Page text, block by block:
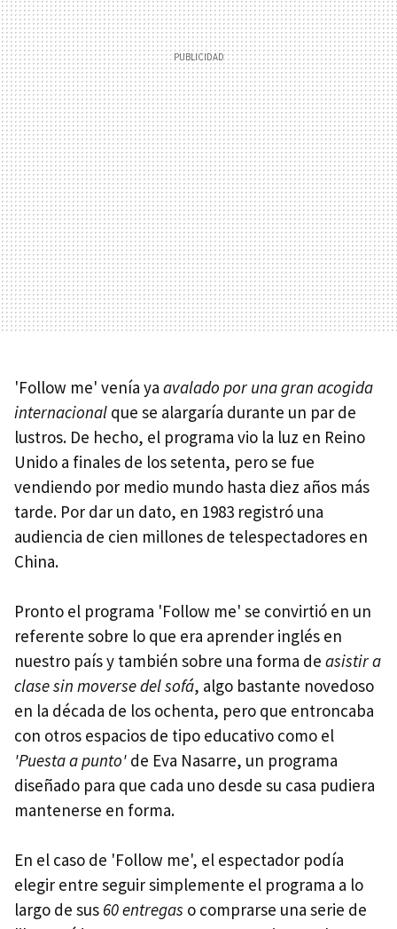
'Follow me' venía ya avalado por una gran acogida
internacional que se alargaría durante un par de
lustros. De hecho, el programa vio la luz en Reino
Unido a finales de los setenta, pero se fue
vendiendo por medio mundo hasta diez años más
tarde. Por dar un dato, en 1983 registró una
audiencia de cien millones de telespectadores en
China.
Pronto el programa 'Follow me' se convirtió en un
referente sobre lo que era aprender inglés en
nuestro país y también sobre una forma de asistir a
clase sin moverse del sofá, algo bastante novedoso
en la década de los ochenta, pero que entroncaba
con otros espacios de tipo educativo como el
'Puesta a punto' de Eva Nasarre, un programa
diseñado para que cada uno desde su casa pudiera
mantenerse en forma.
En el caso de 'Follow me', el espectador podía
elegir entre seguir simplemente el programa a lo
largo de sus 60 entregas o comprarse una serie de